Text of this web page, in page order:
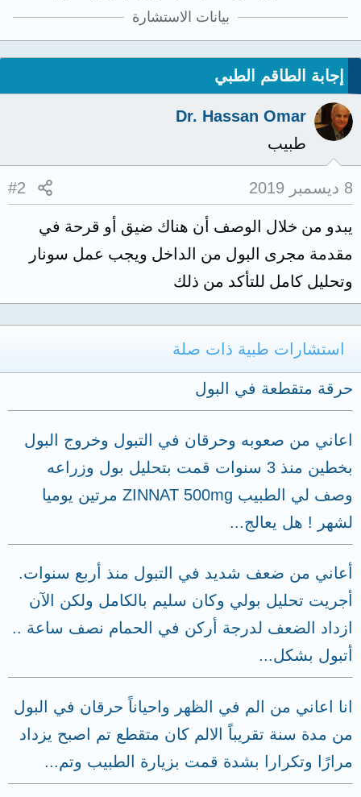
بيانات الاستشارة
إجابة الطاقم الطبي
Dr. Hassan Omar
طبيب
8 ديسمبر 2019 #2
يبدو من خلال الوصف أن هناك ضيق أو قرحة في
مقدمة مجرى البول من الداخل ويجب عمل سونار
وتحليل كامل للتأكد من ذلك
استشارات طبية ذات صلة
حرقة متقطعة في البول
اعاني من صعوبه وحرقان في التبول وخروج البول
بخطين منذ 3 سنوات قمت بتحليل بول وزراعه
وصف لي الطبيب ZINNAT 500mg مرتين يوميا
لشهر ! هل يعالج...
أعاني من ضعف شديد في التبول منذ أربع سنوات.
أجريت تحليل بولي وكان سليم بالكامل ولكن الآن
ازداد الضعف لدرجة أركن في الحمام نصف ساعة ..
أتبول بشكل...
انا اعاني من الم في الظهر واحياناً حرقان في البول
من مدة سنة تقريباً الالم كان متقطع تم اصبح يزداد
مرارًا وتكرارا بشدة قمت بزيارة الطبيب وتم...